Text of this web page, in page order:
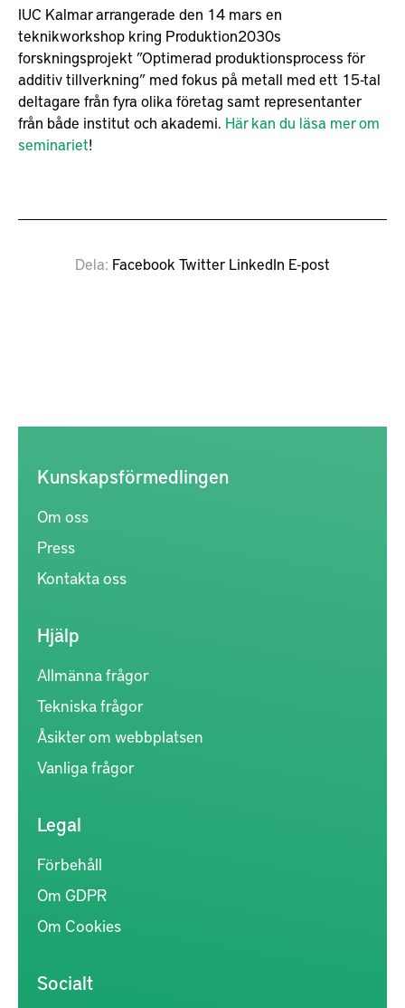
IUC Kalmar arrangerade den 14 mars en
teknikworkshop kring Produktion2030s
forskningsprojekt ”Optimerad produktionsprocess för
additiv tillverkning” med fokus på metall med ett 15-tal
deltagare från fyra olika företag samt representanter
från både institut och akademi. Här kan du läsa mer om
seminariet!
Dela Facebook Twitter LinkedIn E-post
Kunskapsförmedlingen
Om oss
Press
Kontakta oss
Hjälp
Allmänna frågor
Tekniska frågor
Åsikter om webbplatsen
Vanliga frågor
Legal
Förbehåll
Om GDPR
Om Cookies
Socialt